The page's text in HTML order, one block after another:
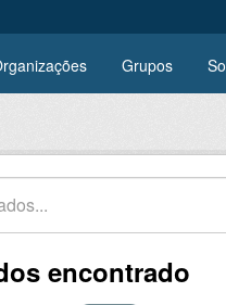
Grupos
encontrado